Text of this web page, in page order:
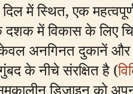
में स्थित, एक
में विकास के लिए
अनगिनत दुकानें
के नीचे संरक्षित है (
डिज़ाइन को